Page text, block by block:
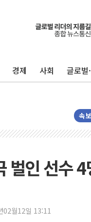
경제 사회 글로벌
속보
벌인 선수
02월12일 13:11